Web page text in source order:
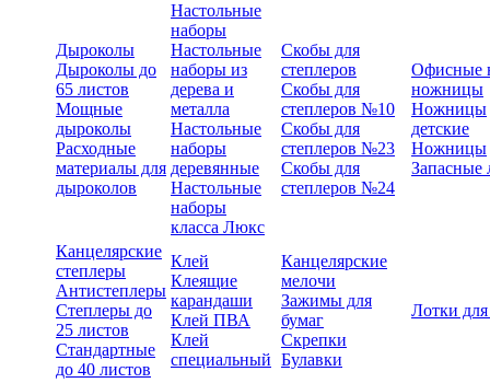
Дыроколы
Дыроколы до
65 листов
Мощные
дыроколы
Расходные
материалы для
дыроколов
Настольные
наборы
Настольные
наборы из
дерева и
металла
Настольные
наборы
деревянные
Настольные
наборы
класса Люкс
Скобы для
степлеров
Скобы для
степлеров №10
Скобы для
степлеров №23
Скобы для
степлеров №24
Офисные
ножницы
Ножницы
детские
Ножницы
Запасные
Канцелярские
степлеры
Антистеплеры
Степлеры до
25 листов
Стандартные
до 40 листов
Клей
Клеящие
карандаши
Клей ПВА
Клей
специальный
Канцелярские
мелочи
Зажимы для
бумаг
Скрепки
Булавки
Лотки